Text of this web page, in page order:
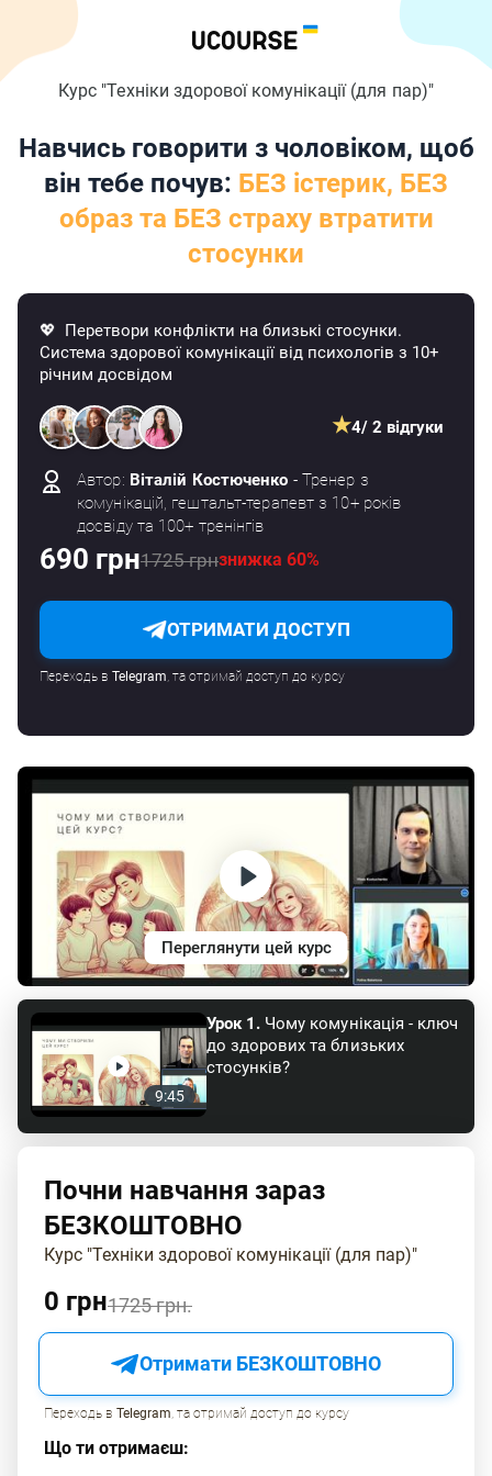
Курс "Техніки здорової комунікації (для пар)"
Навчись говорити з чоловіком, щоб
він тебе почув: БЕЗ істерик, БЕЗ
образ та БЕЗ страху втратити
стосунки
💖 Перетвори конфлікти на близькі стосунки.
Система здорової комунікації від психологів з 10+
річним досвідом
★4/ 2 відгуки
Автор: Віталій Костюченко - Тренер з
комунікацій, гештальт-терапевт з 10+ років
досвіду та 100+ тренінгів
690 грн1725 грнзнижка 60%
ОТРИМАТИ ДОСТУП
Переходь в Telegram, та отримай доступ до курсу
Переглянути цей курс
9:45
Урок 1. Чому комунікація - ключ
до здорових та близьких
стосунків?
Почни навчання зараз
БЕЗКОШТОВНО
Курс "Техніки здорової комунікації (для пар)"
0 грн1725 грн.
Отримати БЕЗКОШТОВНО
Переходь в Telegram, та отримай доступ до курсу
Що ти отримаєш: